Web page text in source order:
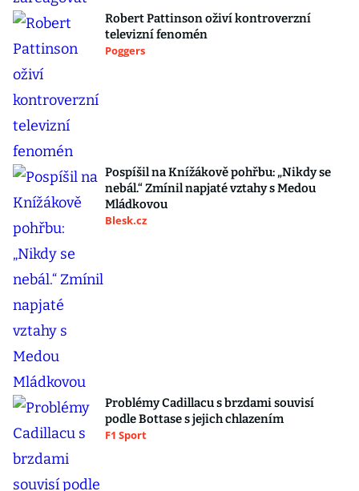
Robert Pattinson oživí kontroverzní
televizní fenomén
Poggers
Pospíšil na Knížákově pohřbu: „Nikdy se
nebál.“ Zmínil napjaté vztahy s Medou
Mládkovou
Blesk.cz
Problémy Cadillacu s brzdami souvisí
podle Bottase s jejich chlazením
F1 Sport